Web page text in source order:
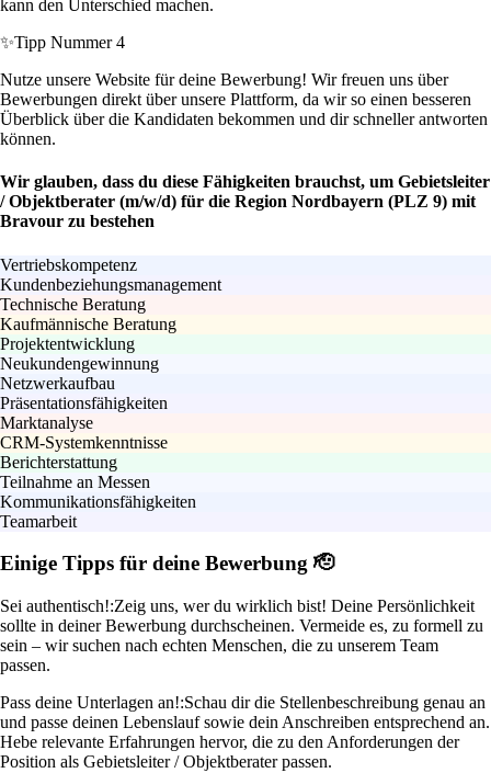
kann den Unterschied machen.
✨Tipp Nummer 4
Nutze unsere Website für deine Bewerbung! Wir freuen uns über
Bewerbungen direkt über unsere Plattform, da wir so einen besseren
Überblick über die Kandidaten bekommen und dir schneller antworten
können.
Wir glauben, dass du diese Fähigkeiten brauchst, um Gebietsleiter
/ Objektberater (m/w/d) für die Region Nordbayern (PLZ 9) mit
Bravour zu bestehen
Vertriebskompetenz
Kundenbeziehungsmanagement
Technische Beratung
Kaufmännische Beratung
Projektentwicklung
Neukundengewinnung
Netzwerkaufbau
Präsentationsfähigkeiten
Marktanalyse
CRM-Systemkenntnisse
Berichterstattung
Teilnahme an Messen
Kommunikationsfähigkeiten
Teamarbeit
Einige Tipps für deine Bewerbung 🫡
Sei authentisch!:Zeig uns, wer du wirklich bist! Deine Persönlichkeit
sollte in deiner Bewerbung durchscheinen. Vermeide es, zu formell zu
sein – wir suchen nach echten Menschen, die zu unserem Team
passen.
Pass deine Unterlagen an!:Schau dir die Stellenbeschreibung genau an
und passe deinen Lebenslauf sowie dein Anschreiben entsprechend an.
Hebe relevante Erfahrungen hervor, die zu den Anforderungen der
Position als Gebietsleiter / Objektberater passen.